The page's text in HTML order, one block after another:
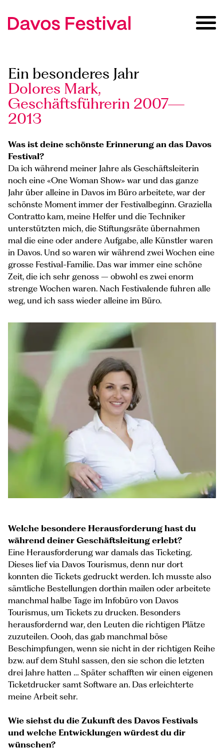
Ein besonderes Jahr
Dolores Mark,
Geschäftsführerin 2007—
2013
Was ist deine schönste Erinnerung an das Davos
Festival?
Da ich während meiner Jahre als Geschäftsleiterin
noch eine «One Woman Show» war und das ganze
Jahr über alleine in Davos im Büro arbeitete, war der
schönste Moment immer der Festivalbeginn. Graziella
Contratto kam, meine Helfer und die Techniker
unterstützten mich, die Stiftungsräte übernahmen
mal die eine oder andere Aufgabe, alle Künstler waren
in Davos. Und so waren wir während zwei Wochen eine
grosse Festival-Familie. Das war immer eine schöne
Zeit, die ich sehr genoss – obwohl es zwei enorm
strenge Wochen waren. Nach Festivalende fuhren alle
weg, und ich sass wieder alleine im Büro.
Welche besondere Herausforderung hast du
während deiner Geschäftsleitung erlebt?
Eine Herausforderung war damals das Ticketing.
Dieses lief via Davos Tourismus, denn nur dort
konnten die Tickets gedruckt werden. Ich musste also
sämtliche Bestellungen dorthin mailen oder arbeitete
manchmal halbe Tage im Infobüro von Davos
Tourismus, um Tickets zu drucken. Besonders
herausfordernd war, den Leuten die richtigen Plätze
zuzuteilen. Oooh, das gab manchmal böse
Beschimpfungen, wenn sie nicht in der richtigen Reihe
bzw. auf dem Stuhl sassen, den sie schon die letzten
drei Jahre hatten … Später schafften wir einen eigenen
Ticketdrucker samt Software an. Das erleichterte
meine Arbeit sehr.
Wie siehst du die Zukunft des Davos Festivals
und welche Entwicklungen würdest du dir
wünschen?